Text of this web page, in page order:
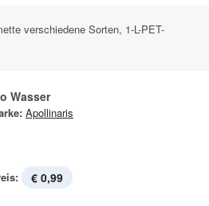
verschiedene Sorten, 1-L-PET-
Wasser
Apollinaris
€ 0,99